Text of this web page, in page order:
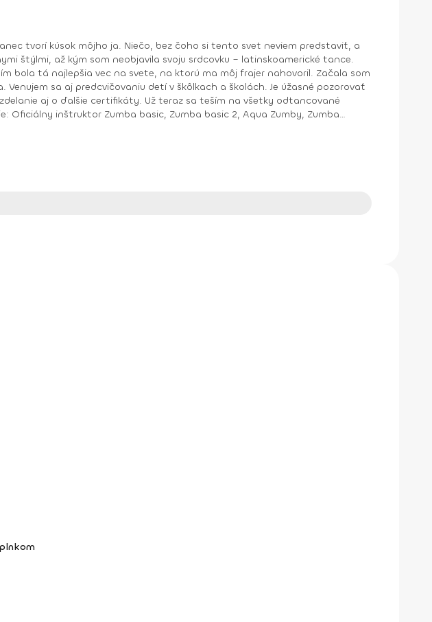
štýlmi, až kým som neobjavila svoju srdcovku – latinskoamerické tance.
najlepšia vec na svete, na ktorú ma môj frajer nahovoril. Začala som
sa aj predcvičovaniu detí v škôlkach a školách. Je úžasné pozorovať
teraz sa teším na všetky odtancované